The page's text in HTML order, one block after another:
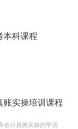
本科课程
实操培训课程
会计真账实操的学员